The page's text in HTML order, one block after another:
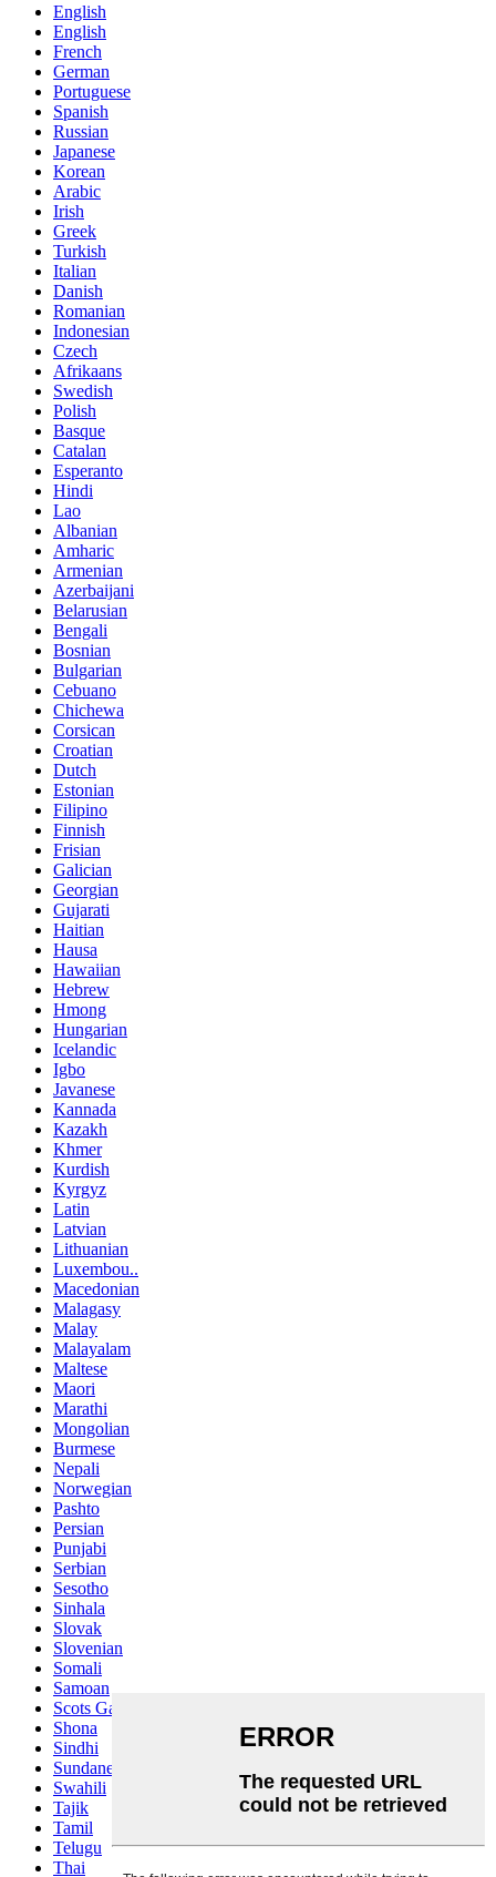
English
English
French
German
Portuguese
Spanish
Russian
Japanese
Korean
Arabic
Irish
Greek
Turkish
Italian
Danish
Romanian
Indonesian
Czech
Afrikaans
Swedish
Polish
Basque
Catalan
Esperanto
Hindi
Lao
Albanian
Amharic
Armenian
Azerbaijani
Belarusian
Bengali
Bosnian
Bulgarian
Cebuano
Chichewa
Corsican
Croatian
Dutch
Estonian
Filipino
Finnish
Frisian
Galician
Georgian
Gujarati
Haitian
Hausa
Hawaiian
Hebrew
Hmong
Hungarian
Icelandic
Igbo
Javanese
Kannada
Kazakh
Khmer
Kurdish
Kyrgyz
Latin
Latvian
Lithuanian
Luxembou..
Macedonian
Malagasy
Malay
Malayalam
Maltese
Maori
Marathi
Mongolian
Burmese
Nepali
Norwegian
Pashto
Persian
Punjabi
Serbian
Sesotho
Sinhala
Slovak
Slovenian
Somali
Samoan
Scots Gaelic
Shona
Sindhi
Sundanese
Swahili
Tajik
Tamil
Telugu
Thai